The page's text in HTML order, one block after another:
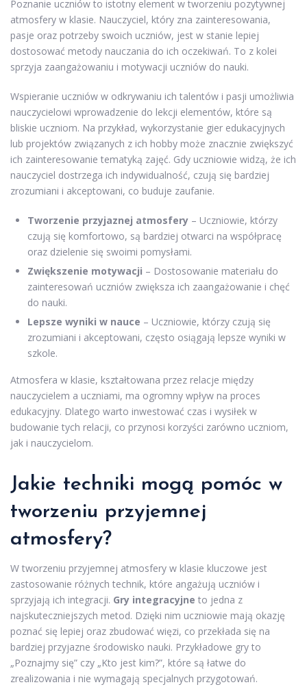
Poznanie uczniów to istotny element w tworzeniu pozytywnej
atmosfery w klasie. Nauczyciel, który zna zainteresowania,
pasje oraz potrzeby swoich uczniów, jest w stanie lepiej
dostosować metody nauczania do ich oczekiwań. To z kolei
sprzyja zaangażowaniu i motywacji uczniów do nauki.
Wspieranie uczniów w odkrywaniu ich talentów i pasji umożliwia
nauczycielowi wprowadzenie do lekcji elementów, które są
bliskie uczniom. Na przykład, wykorzystanie gier edukacyjnych
lub projektów związanych z ich hobby może znacznie zwiększyć
ich zainteresowanie tematyką zajęć. Gdy uczniowie widzą, że ich
nauczyciel dostrzega ich indywidualność, czują się bardziej
zrozumiani i akceptowani, co buduje zaufanie.
Tworzenie przyjaznej atmosfery – Uczniowie, którzy
czują się komfortowo, są bardziej otwarci na współpracę
oraz dzielenie się swoimi pomysłami.
Zwiększenie motywacji – Dostosowanie materiału do
zainteresowań uczniów zwiększa ich zaangażowanie i chęć
do nauki.
Lepsze wyniki w nauce – Uczniowie, którzy czują się
zrozumiani i akceptowani, często osiągają lepsze wyniki w
szkole.
Atmosfera w klasie, kształtowana przez relacje między
nauczycielem a uczniami, ma ogromny wpływ na proces
edukacyjny. Dlatego warto inwestować czas i wysiłek w
budowanie tych relacji, co przynosi korzyści zarówno uczniom,
jak i nauczycielom.
Jakie techniki mogą pomóc w
tworzeniu przyjemnej
atmosfery?
W tworzeniu przyjemnej atmosfery w klasie kluczowe jest
zastosowanie różnych technik, które angażują uczniów i
sprzyjają ich integracji. Gry integracyjne to jedna z
najskuteczniejszych metod. Dzięki nim uczniowie mają okazję
poznać się lepiej oraz zbudować więzi, co przekłada się na
bardziej przyjazne środowisko nauki. Przykładowe gry to
„Poznajmy się” czy „Kto jest kim?”, które są łatwe do
zrealizowania i nie wymagają specjalnych przygotowań.